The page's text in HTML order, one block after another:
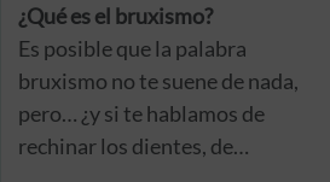
¿Qué es el bruxismo?
Es posible que la palabra
bruxismo no te suene de nada,
pero… ¿y si te hablamos de
rechinar los dientes, de